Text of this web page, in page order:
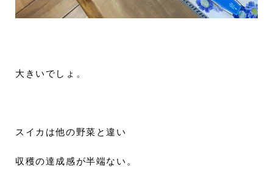
大きいでしょ。
スイカは他の野菜と違い
収穫の達成感が半端ない。